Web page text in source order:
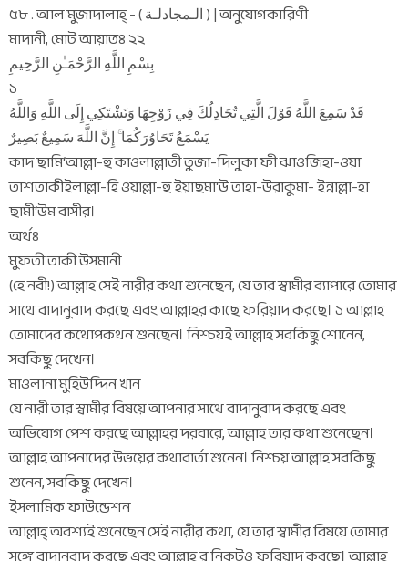
৫৮ . আল মুজাদালাহ্‌ - ( الـمجادلـة ) | অনুযোগকারিণী
মাদানী, মোট আয়াতঃ ২২
بِسْمِ اللَّهِ الرَّحْمَـٰنِ الرَّحِيمِ
১
قَدْ سَمِعَ اللَّهُ قَوْلَ الَّتِي تُجَادِلُكَ فِي زَوْجِهَا وَتَشْتَكِي إِلَى اللَّهِ وَاللَّهُ
يَسْمَعُ تَحَاوُرَكُمَا ۚ إِنَّ اللَّهَ سَمِيعٌ بَصِيرٌ
কাদ ছামি‘আল্লা-হু কাওলাল্লাতী তুজা-দিলুকা ফী ঝাওজিহা-ওয়া
তাশতাকীইলাল্লা-হি ওয়াল্লা-হু ইয়াছমা‘উ তাহা-উরাকুমা- ইন্নাল্লা-হা
ছামী‘উম বাসীর।
অর্থঃ
মুফতী তাকী উসমানী
(হে নবী!) আল্লাহ সেই নারীর কথা শুনেছেন, যে তার স্বামীর ব্যাপারে তোমার
সাথে বাদানুবাদ করছে এবং আল্লাহর কাছে ফরিয়াদ করছে। ১ আল্লাহ
তোমাদের কথোপকথন শুনছেন। নিশ্চয়ই আল্লাহ সবকিছু শোনেন,
সবকিছু দেখেন।
মাওলানা মুহিউদ্দিন খান
যে নারী তার স্বামীর বিষয়ে আপনার সাথে বাদানুবাদ করছে এবং
অভিযোগ পেশ করছে আল্লাহর দরবারে, আল্লাহ তার কথা শুনেছেন।
আল্লাহ আপনাদের উভয়ের কথাবার্তা শুনেন। নিশ্চয় আল্লাহ সবকিছু
শুনেন, সবকিছু দেখেন।
ইসলামিক ফাউন্ডেশন
আল্লাহ্ অবশ্যই শুনেছেন সেই নারীর কথা, যে তার স্বামীর বিষয়ে তোমার